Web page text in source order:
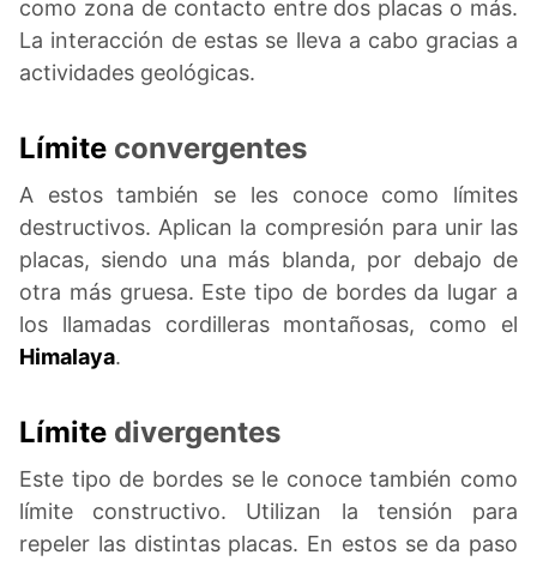
como zona de contacto entre dos placas o más.
La interacción de estas se lleva a cabo gracias a
actividades geológicas.
Límite convergentes
A estos también se les conoce como límites
destructivos. Aplican la compresión para unir las
placas, siendo una más blanda, por debajo de
otra más gruesa. Este tipo de bordes da lugar a
los llamadas cordilleras montañosas, como el
Himalaya.
Límite divergentes
Este tipo de bordes se le conoce también como
límite constructivo. Utilizan la tensión para
repeler las distintas placas. En estos se da paso